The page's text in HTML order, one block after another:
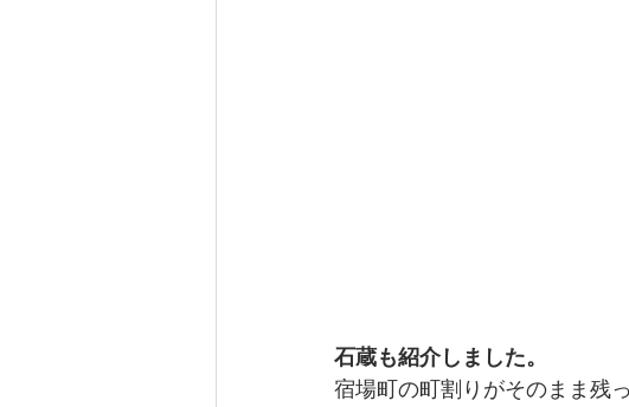
石蔵も紹介しました。
宿場町の町割りがそのまま残